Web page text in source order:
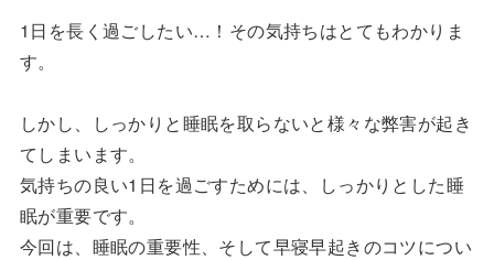
1日を長く過ごしたい…！その気持ちはとてもわかりま
す。
しかし、しっかりと睡眠を取らないと様々な弊害が起き
てしまいます。
気持ちの良い1日を過ごすためには、しっかりとした睡
眠が重要です。
今回は、睡眠の重要性、そして早寝早起きのコツについ